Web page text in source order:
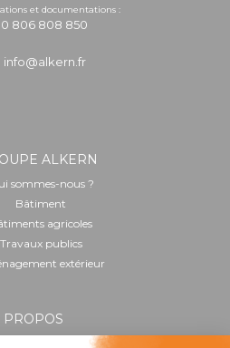
et documentations :
0 806 808 850
info@alkern.fr
ALKERN
sommes-nous ?
Bâtiment
agricoles
Travaux publics
extérieur
PROPOS